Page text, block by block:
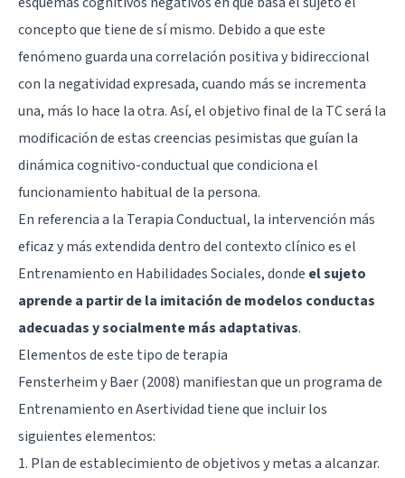
concepto que tiene de sí mismo. Debido a que este
fenómeno guarda una correlación positiva y bidireccional
con la negatividad expresada, cuando más se incrementa
una, más lo hace la otra. Así, el objetivo final de la TC será la
modificación de estas creencias pesimistas que guían la
dinámica cognitivo-conductual que condiciona el
funcionamiento habitual de la persona.
En referencia a la Terapia Conductual, la intervención más
eficaz y más extendida dentro del contexto clínico es el
Entrenamiento en Habilidades Sociales, donde el sujeto
aprende a partir de la imitación de modelos conductas
adecuadas y socialmente más adaptativas.
Elementos de este tipo de terapia
Fensterheim y Baer (2008) manifiestan que un programa de
Entrenamiento en Asertividad tiene que incluir los
siguientes elementos:
1. Plan de establecimiento de objetivos y metas a alcanzar.